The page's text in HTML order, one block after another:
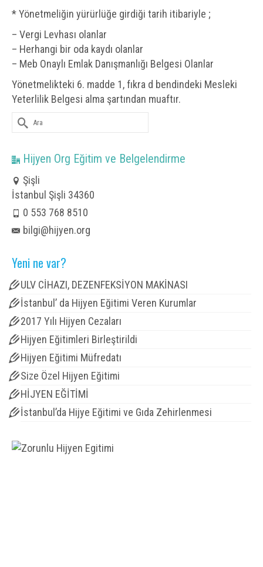
* Yönetmeliğin yürürlüğe girdiği tarih itibariyle ;
– Vergi Levhası olanlar
– Herhangi bir oda kaydı olanlar
– Meb Onaylı Emlak Danışmanlığı Belgesi Olanlar
Yönetmelikteki 6. madde 1, fıkra d bendindeki Mesleki
Yeterlilik Belgesi alma şartından muaftır.
Şunu
ara:
Hijyen Org Eğitim ve Belgelendirme
Şişli
İstanbul Şişli 34360
0 553 768 8510
bilgi@hijyen.org
Yeni ne var?
ULV CİHAZI, DEZENFEKSİYON MAKİNASI
İstanbul’ da Hijyen Eğitimi Veren Kurumlar
2017 Yılı Hijyen Cezaları
Hijyen Eğitimleri Birleştirildi
Hijyen Eğitimi Müfredatı
Size Özel Hijyen Eğitimi
HİJYEN EĞİTİMİ
İstanbul’da Hijye Eğitimi ve Gıda Zehirlenmesi